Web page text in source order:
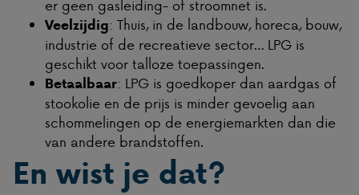
er geen gasleiding- of stroomnet is.
Veelzijdig: Thuis, in de landbouw, horeca, bouw,
industrie of de recreatieve sector… LPG is
geschikt voor talloze toepassingen.
Betaalbaar: LPG is goedkoper dan aardgas of
stookolie en de prijs is minder gevoelig aan
schommelingen op de energiemarkten dan die
van andere brandstoffen.
En wist je dat?